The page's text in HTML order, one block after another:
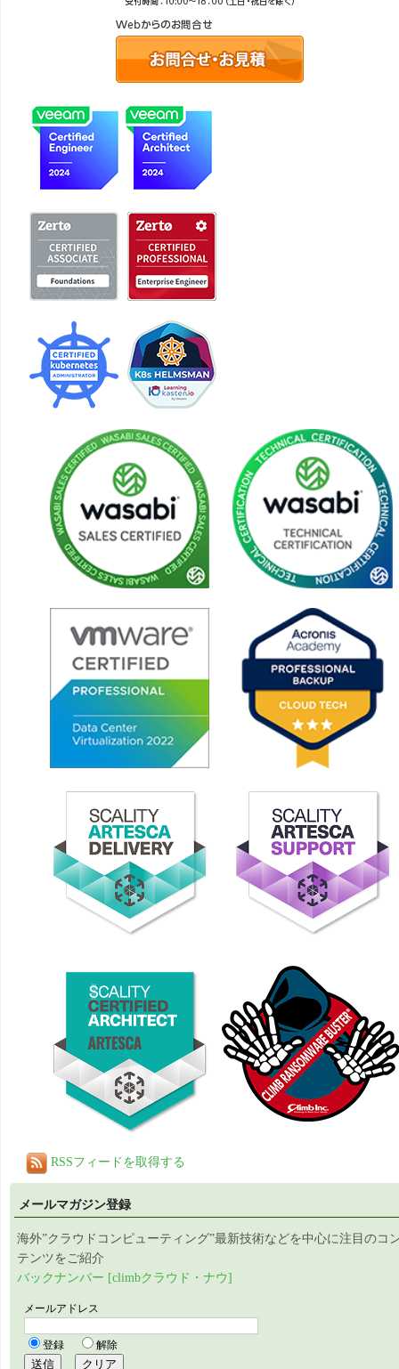
RSSフィードを取得する
メールマガジン登録
海外”クラウドコンピューティング”最新技術などを中心に注目のコ
テンツをご紹介
バックナンバー [climbクラウド・ナウ]